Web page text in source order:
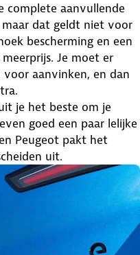
complete aanvullende
dat geldt niet voor
bescherming en een
Je moet er
aanvinken, en dan
je het beste om je
goed een paar lelijke
Peugeot pakt het
uit.